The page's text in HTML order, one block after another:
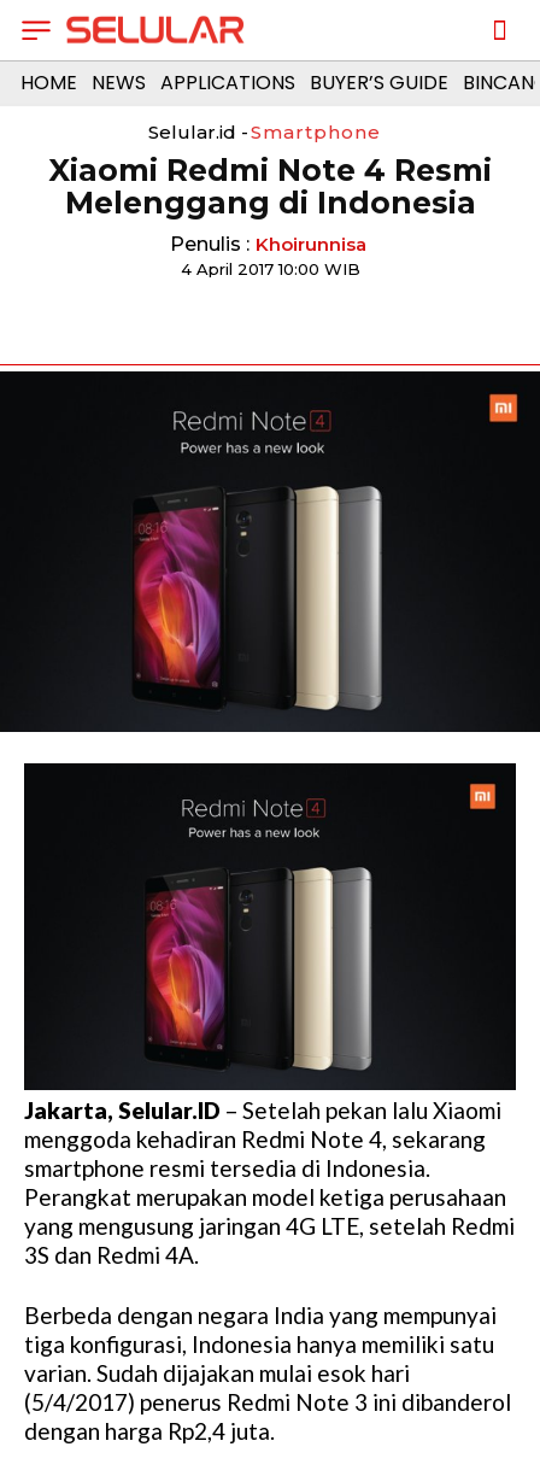
HOME NEWS APPLICATIONS BUYER’S GUIDE
Selular.id -Smartphone
Xiaomi Redmi Note 4 Resmi
Melenggang di Indonesia
Penulis : Khoirunnisa
4 April 2017 10:00 WIB
Jakarta, Selular.ID – Setelah pekan lalu Xiaomi
menggoda kehadiran Redmi Note 4, sekarang
smartphone resmi tersedia di Indonesia.
Perangkat merupakan model ketiga perusahaan
yang mengusung jaringan 4G LTE, setelah Redmi
3S dan Redmi 4A.
Berbeda dengan negara India yang mempunyai
tiga konfigurasi, Indonesia hanya memiliki satu
varian. Sudah dijajakan mulai esok hari
(5/4/2017) penerus Redmi Note 3 ini dibanderol
dengan harga Rp2,4 juta.